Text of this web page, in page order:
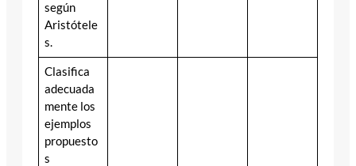
según
Aristótele
s.
Clasifica
adecuada
mente los
ejemplos
propuesto
s